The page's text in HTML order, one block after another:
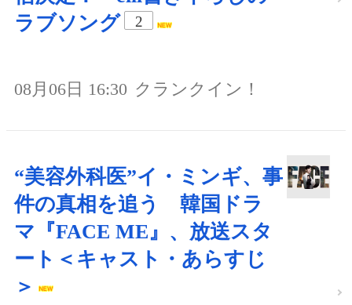
ラブソング
2
08月06日 16:30 クランクイン！
“美容外科医”イ・ミンギ、事
件の真相を追う 韓国ドラ
マ『FACE ME』、放送スタ
ート＜キャスト・あらすじ
＞